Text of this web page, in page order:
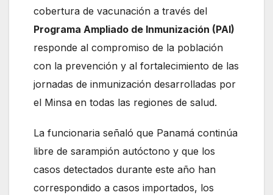
cobertura de vacunación a través del
Programa Ampliado de Inmunización (PAI)
responde al compromiso de la población
con la prevención y al fortalecimiento de las
jornadas de inmunización desarrolladas por
el Minsa en todas las regiones de salud.
La funcionaria señaló que Panamá continúa
libre de sarampión autóctono y que los
casos detectados durante este año han
correspondido a casos importados, los